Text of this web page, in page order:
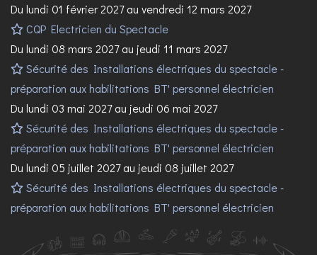
Du lundi 01 février 2027 au vendredi 12 mars 2027
CQP Electricien du Spectacle
Du lundi 08 mars 2027 au jeudi 11 mars 2027
Sécurité des Installations électriques du spectacle -
préparation aux habilitations BT' personnel électricien
Du lundi 03 mai 2027 au jeudi 06 mai 2027
Sécurité des Installations électriques du spectacle -
préparation aux habilitations BT' personnel électricien
Du lundi 05 juillet 2027 au jeudi 08 juillet 2027
Sécurité des Installations électriques du spectacle -
préparation aux habilitations BT' personnel électricien